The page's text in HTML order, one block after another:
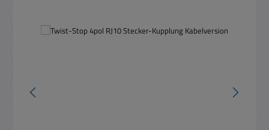
Bildergalerie überspringen